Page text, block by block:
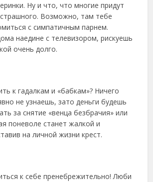
Ну и что, что многие придут
Возможно, там тебе
с симпатичным парнем.
наедине с телевизором, рискуешь
очень долго.
к гадалкам и «бабкам»? Ничего
не узнаешь, зато деньги будешь
за снятие «венца безбрачия» или
поневоле станет жалкой и
на личной жизни крест.
к себе пренебрежительно! Люби